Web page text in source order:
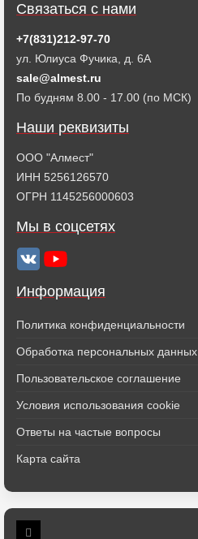
Информация
Политика конфиденциальности
Обработка персональных данных
Пользовательское соглашение
Условия использования cookie
Ответы на частые вопросы
Карта сайта
Связаться с нами
+7(831)212-97-70
ул. Юлиуса Фучика, д. 6А
sale@almest.ru
По будням 8.00 - 17.00 (по МСК)
Наши реквизиты
ООО "Алмест"
ИНН 5256126570
ОГРН 1145256000603
Мы в соцсетях